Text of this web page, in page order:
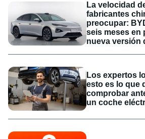
La velocidad
fabricantes
preocupar:
seis meses en
nueva versión
Los expertos
esto es lo que
comprobar
un coche